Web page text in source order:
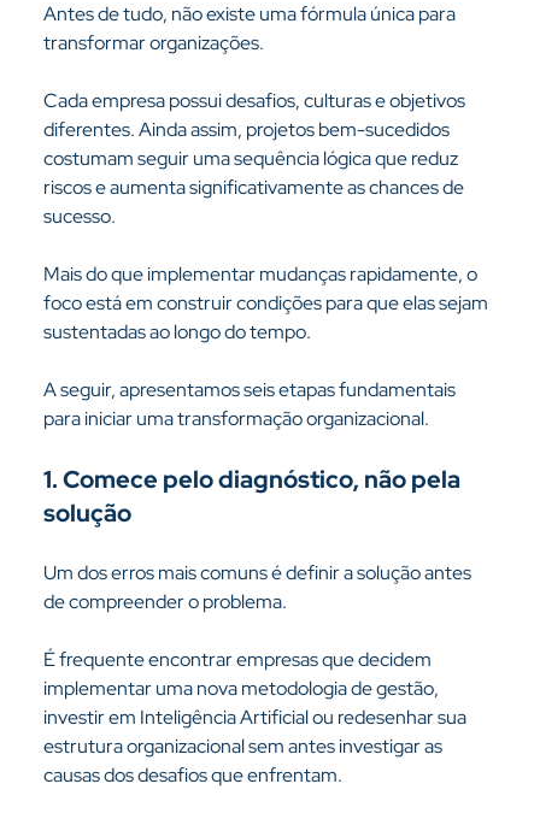
Antes de tudo, não existe uma fórmula única para
transformar organizações.
Cada empresa possui desafios, culturas e objetivos
diferentes. Ainda assim, projetos bem-sucedidos
costumam seguir uma sequência lógica que reduz
riscos e aumenta significativamente as chances de
sucesso.
Mais do que implementar mudanças rapidamente, o
foco está em construir condições para que elas sejam
sustentadas ao longo do tempo.
A seguir, apresentamos seis etapas fundamentais
para iniciar uma transformação organizacional.
1. Comece pelo diagnóstico, não pela
solução
Um dos erros mais comuns é definir a solução antes
de compreender o problema.
É frequente encontrar empresas que decidem
implementar uma nova metodologia de gestão,
investir em Inteligência Artificial ou redesenhar sua
estrutura organizacional sem antes investigar as
causas dos desafios que enfrentam.